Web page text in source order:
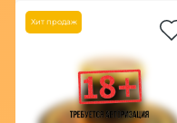
Хит продаж